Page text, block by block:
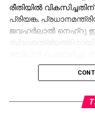
രീതിയിൽ
പ്രിയങ്ക.
ജവഹർലാൽ നെഹ്‌റു ഈ
പ്രധാനമന്ത്രിയായി
ഐഎസ്ആർഒ
ഡിആർഡിഒ